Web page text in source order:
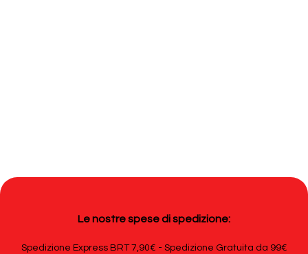
Le nostre spese di spedizione:
Spedizione Express BRT 7,90€ - Spedizione Gratuita da 99€